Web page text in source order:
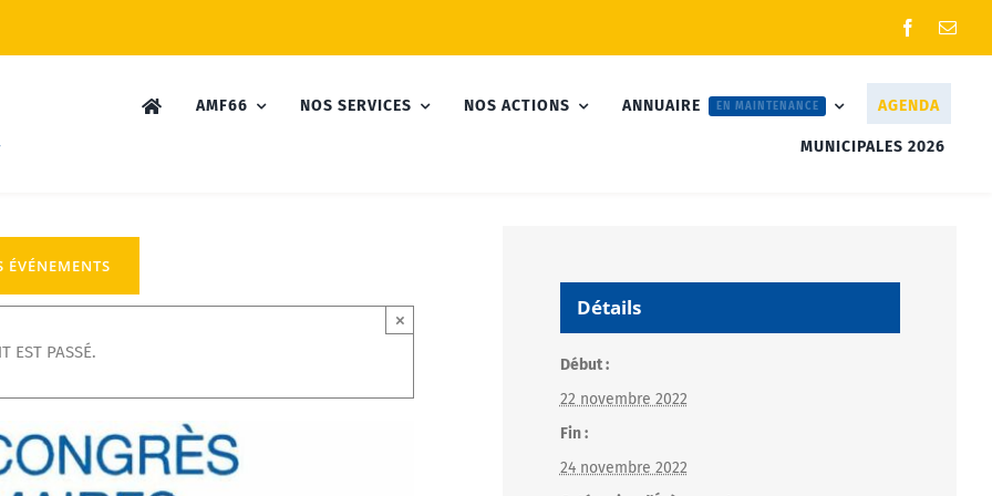
AMF66 NOS SERVICES NOS ACTIONS ANNUAIRE EN MAINTENANCE AGENDA
MUNICIPALES 2026
ÉVÉNEMENTS
EST PASSÉ.
× Détails
Début :
22 novembre 2022
Fin :
24 novembre 2022